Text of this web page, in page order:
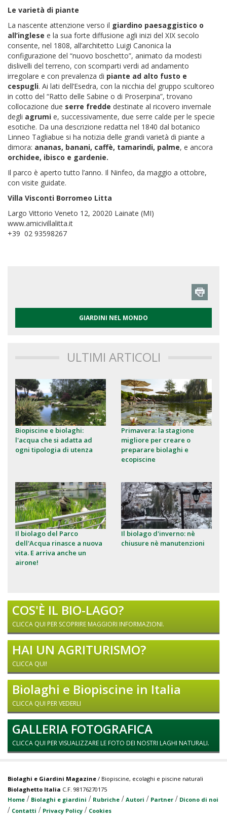
Le varietà di piante
La nascente attenzione verso il giardino paesaggistico o
all’inglese e la sua forte diffusione agli inizi del XIX secolo
consente, nel 1808, all’architetto Luigi Canonica la
configurazione del “nuovo boschetto”, animato da modesti
dislivelli del terreno, con scomparti verdi ad andamento
irregolare e con prevalenza di piante ad alto fusto e
cespugli. Ai lati dell’Esedra, con la nicchia del gruppo scultoreo
in cotto del “Ratto delle Sabine o di Proserpina”, trovano
collocazione due serre fredde destinate al ricovero invernale
degli agrumi e, successivamente, due serre calde per le specie
esotiche. Da una descrizione redatta nel 1840 dal botanico
Linneo Tagliabue si ha notizia delle grandi varietà di piante a
dimora: ananas, banani, caffè, tamarindi, palme, e ancora
orchidee, ibisco e gardenie.
Il parco è aperto tutto l’anno. Il Ninfeo, da maggio a ottobre,
con visite guidate.
Villa Visconti Borromeo Litta
Largo Vittorio Veneto 12, 20020 Lainate (MI)
www.amicivillalitta.it
+39 02 93598267
GIARDINI NEL MONDO
ULTIMI ARTICOLI
Biopiscine e biolaghi:
l'acqua che si adatta ad
ogni tipologia di utenza
Primavera: la stagione
migliore per creare o
preparare biolaghi e
ecopiscine
Il biolago del Parco
dell'Acqua rinasce a nuova
vita. E arriva anche un
airone!
Il biolago d'inverno: nè
chiusure nè manutenzioni
COS'È IL BIO-LAGO?
CLICCA QUI PER SCOPRIRE MAGGIORI INFORMAZIONI.
HAI UN AGRITURISMO?
CLICCA QUI!
Biolaghi e Biopiscine in Italia
CLICCA QUI PER VEDERLI
GALLERIA FOTOGRAFICA
CLICCA QUI PER VISUALIZZARE LE FOTO DEI NOSTRI LAGHI NATURALI.
Biolaghi e Giardini Magazine / Biopiscine, ecolaghi e piscine naturali
Biolaghetto Italia C.F. 98176270175
Home / Biolaghi e giardini / Rubriche / Autori / Partner / Dicono di noi
/ Contatti / Privacy Policy / Cookies